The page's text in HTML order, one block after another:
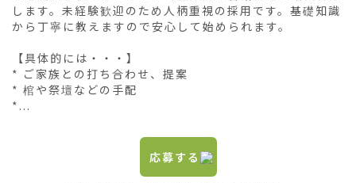
します。未経験歓迎のため人柄重視の採用です。基礎知識
から丁寧に教えますので安心して始められます。
【具体的には・・・】
* ご家族との打ち合わせ、提案
* 棺や祭壇などの手配
*...
応募する